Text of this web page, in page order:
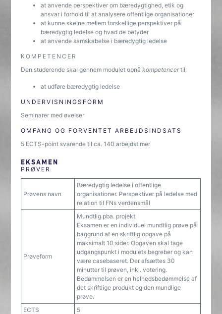
at anvende perspektiver om bæredygtighed, etik og
ansvar i forhold til at analysere offentlige organisationer
at kunne skelne mellem forskellige perspektiver på
bæredygtig ledelse og hvad de betyder
at anvende samskabelse i bæredygtig ledelse
KOMPETENCER
Den studerende skal gennem modulet opnåkompetencertil:
at udføre bæredygtig ledelse
UNDERVISNINGSFORM
Seminarer med øvelser
OMFANG OG FORVENTET ARBEJDSINDSATS
5 ECTS-point svarende til ca. 140 arbejdstimer
EKSAMEN
PRØVER
Prøvens navn
Bæredygtig ledelse i offentlige
organisationer. Perspektiver på ledelse med
relation til FNs verdensmål
Prøveform
Mundtlig pba. projekt
Eksamen er en individuel mundtlig prøve på
baggrund af en skriftlig opgave på
maksimalt 10 sider. Opgaven skal tage
udgangspunkt i modulets begreber og kan
være casebaseret. Der afsættes 30
minutter til prøven, inkl. votering.
Bedømmelsen er en helhedsbedømmelse af
det skriftlige produkt og den mundlige
prøve.
ECTS
5